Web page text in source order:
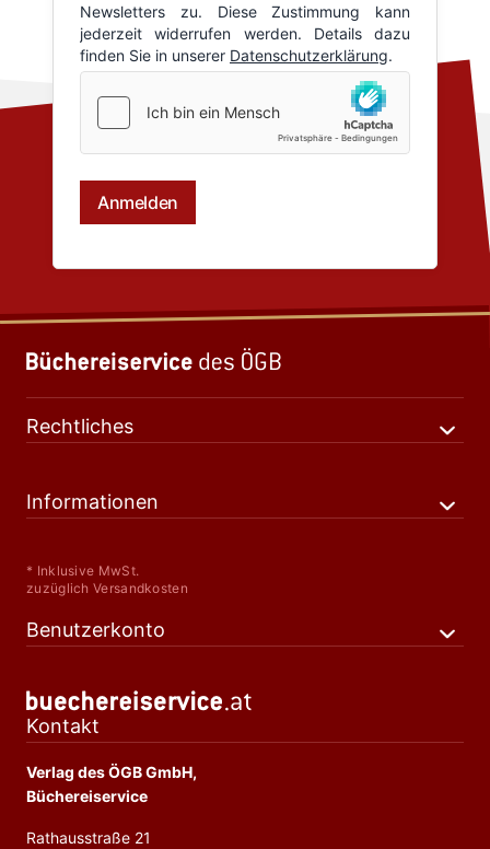
Rechtliches
Informationen
* Inklusive MwSt.
zuzüglich Versandkosten
Benutzerkonto
Kontakt
Verlag des ÖGB GmbH,
Büchereiservice
Rathausstraße 21